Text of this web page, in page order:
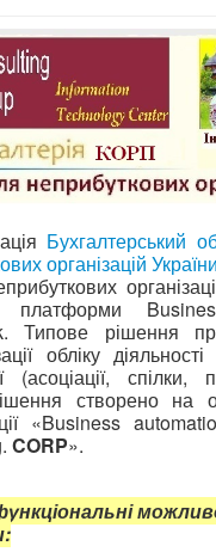
Бухгалтерський
організацій України
платформи
. Типове рішення
обліку
(асоціації, спілки,
створено на
«Business
CORP».